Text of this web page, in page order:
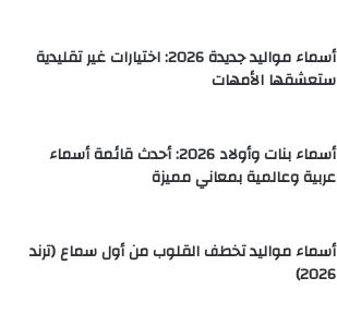
أسماء مواليد جديدة 2026: اختيارات غير تقليدية
ستعشقها الأمهات
أسماء بنات وأولاد 2026: أحدث قائمة أسماء
عربية وعالمية بمعاني مميزة
أسماء مواليد تخطف القلوب من أول سماع (ترند
2026)